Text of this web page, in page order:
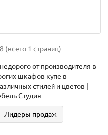
(всего 1 страниц)
от производителя в
шкафов купе в
стилей и цветов |
Студия
Лидеры продаж